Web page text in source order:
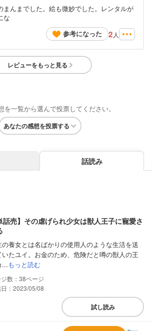
んまでした。絵も微妙でした。レンタルが
な
参考になった
2 人
レビューをもっと見る
を一覧から選んで投票してください。
あなたの感想を投票する
話読み
話売】その虐げられ少女は獣人王子に寵愛さ
の養女とは名ばかりの使用人のような生活を送
いたユイ。お金のため、危険だと噂の獣人の王
...もっと読む
38
：2023/05/08
試し読み